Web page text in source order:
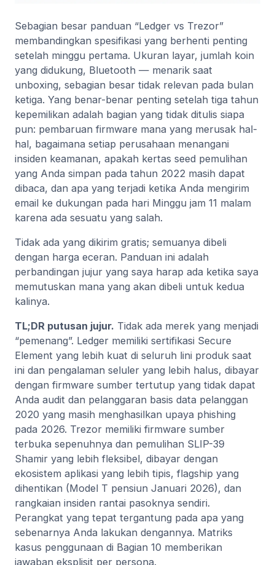
Sebagian besar panduan “Ledger vs Trezor”
membandingkan spesifikasi yang berhenti penting
setelah minggu pertama. Ukuran layar, jumlah koin
yang didukung, Bluetooth — menarik saat
unboxing, sebagian besar tidak relevan pada bulan
ketiga. Yang benar-benar penting setelah tiga tahun
kepemilikan adalah bagian yang tidak ditulis siapa
pun: pembaruan firmware mana yang merusak hal-
hal, bagaimana setiap perusahaan menangani
insiden keamanan, apakah kertas seed pemulihan
yang Anda simpan pada tahun 2022 masih dapat
dibaca, dan apa yang terjadi ketika Anda mengirim
email ke dukungan pada hari Minggu jam 11 malam
karena ada sesuatu yang salah.
Tidak ada yang dikirim gratis; semuanya dibeli
dengan harga eceran. Panduan ini adalah
perbandingan jujur yang saya harap ada ketika saya
memutuskan mana yang akan dibeli untuk kedua
kalinya.
TL;DR putusan jujur. Tidak ada merek yang menjadi
“pemenang”. Ledger memiliki sertifikasi Secure
Element yang lebih kuat di seluruh lini produk saat
ini dan pengalaman seluler yang lebih halus, dibayar
dengan firmware sumber tertutup yang tidak dapat
Anda audit dan pelanggaran basis data pelanggan
2020 yang masih menghasilkan upaya phishing
pada 2026. Trezor memiliki firmware sumber
terbuka sepenuhnya dan pemulihan SLIP-39
Shamir yang lebih fleksibel, dibayar dengan
ekosistem aplikasi yang lebih tipis, flagship yang
dihentikan (Model T pensiun Januari 2026), dan
rangkaian insiden rantai pasoknya sendiri.
Perangkat yang tepat tergantung pada apa yang
sebenarnya Anda lakukan dengannya. Matriks
kasus penggunaan di Bagian 10 memberikan
jawaban eksplisit per persona.